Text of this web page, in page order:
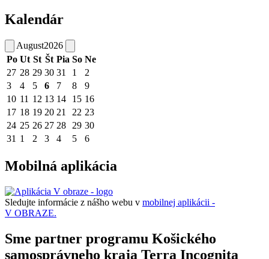
Kalendár
August2026
Po Ut St Št Pia So Ne
27 28 29 30 31 1
2
3
4 5 6 7 8
9
10 11 12 13 14 15 16
17 18 19 20 21 22 23
24 25 26 27 28 29 30
31 1 2 3 4 5 6
Mobilná aplikácia
Sledujte informácie z nášho webu v mobilnej aplikácii -
V OBRAZE.
Sme partner programu Košického
samosprávneho kraja Terra Incognita